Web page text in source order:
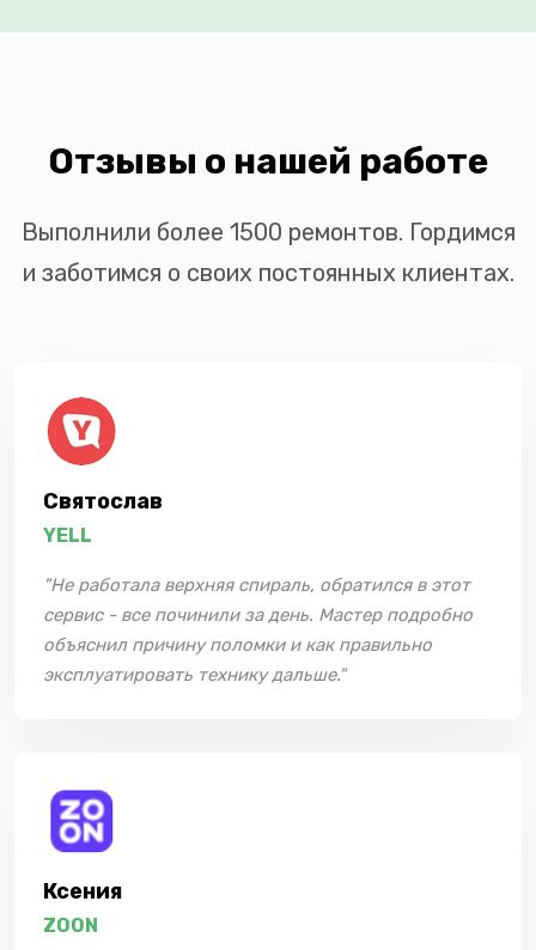
Отзывы о нашей работе
Выполнили более 1500 ремонтов. Гордимся
и заботимся о своих постоянных клиентах.
Святослав
YELL
"Не работала верхняя спираль, обратился в этот
сервис - все починили за день. Мастер подробно
объяснил причину поломки и как правильно
эксплуатировать технику дальше."
Ксения
ZOON